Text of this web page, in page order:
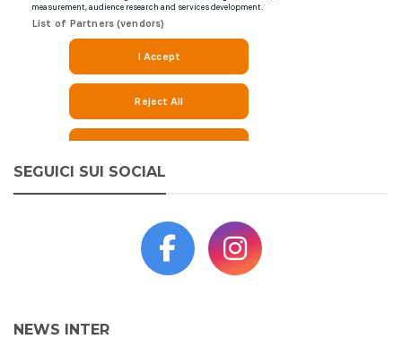
SEGUICI SUI SOCIAL
NEWS INTER